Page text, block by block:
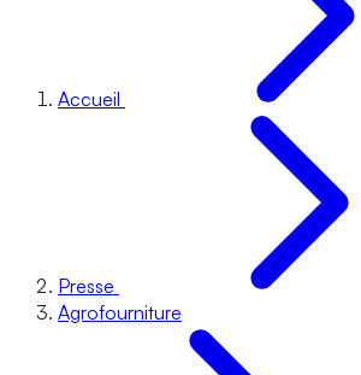
Accueil
Presse
Agrofourniture